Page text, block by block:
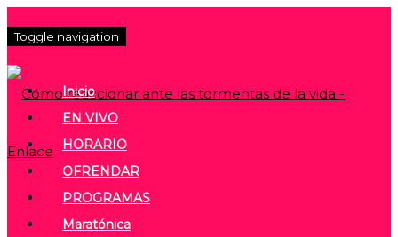
Toggle navigation
Inicio
EN VIVO
HORARIO
OFRENDAR
PROGRAMAS
Maratónica